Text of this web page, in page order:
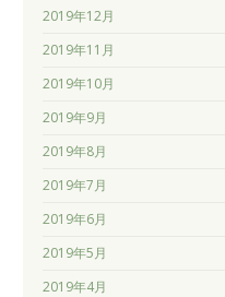
2019年12月
2019年11月
2019年10月
2019年9月
2019年8月
2019年7月
2019年6月
2019年5月
2019年4月